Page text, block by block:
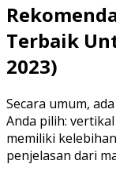
Terbaik
2023)
Secara umum,
Anda pilih:
memiliki
penjelasan dari